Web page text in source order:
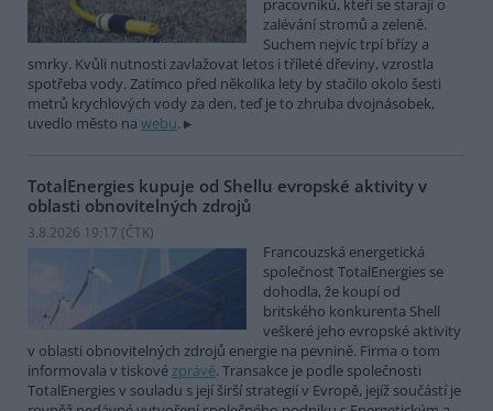
pracovníků, kteří se starají o
zalévání stromů a zeleně.
Suchem nejvíc trpí břízy a
smrky. Kvůli nutnosti zavlažovat letos i tříleté dřeviny, vzrostla
spotřeba vody. Zatímco před několika lety by stačilo okolo šesti
metrů krychlových vody za den, teď je to zhruba dvojnásobek,
uvedlo město na webu.
TotalEnergies kupuje od Shellu evropské aktivity v
oblasti obnovitelných zdrojů
3.8.2026 19:17 (ČTK)
Francouzská energetická
společnost TotalEnergies se
dohodla, že koupí od
britského konkurenta Shell
veškeré jeho evropské aktivity
v oblasti obnovitelných zdrojů energie na pevnině. Firma o tom
informovala v tiskovézprávě. Transakce je podle společnosti
TotalEnergies v souladu s její širší strategií v Evropě, jejíž součástí je